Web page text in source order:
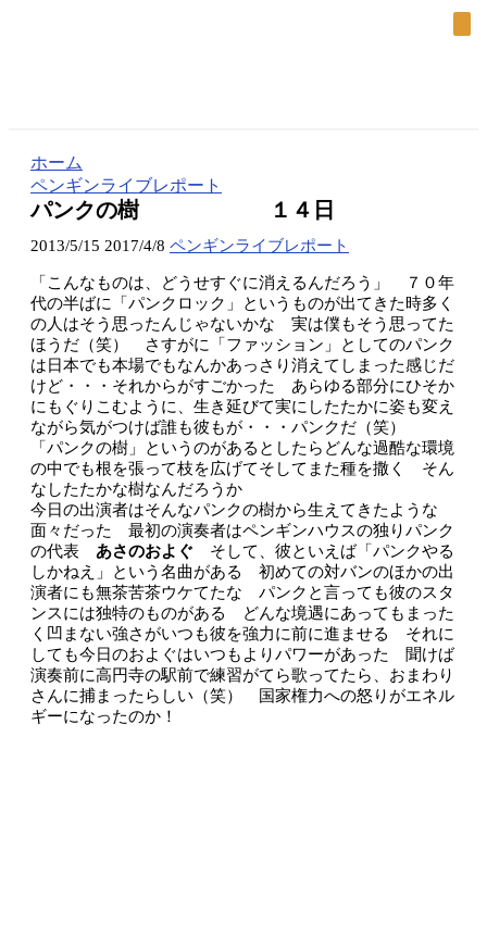
ホーム
ペンギンライブレポート
パンクの樹 １４日
2013/5/15 2017/4/8 ペンギンライブレポート
「こんなものは、どうせすぐに消えるんだろう」 ７０年
代の半ばに「パンクロック」というものが出てきた時多く
の人はそう思ったんじゃないかな 実は僕もそう思ってた
ほうだ（笑） さすがに「ファッション」としてのパンク
は日本でも本場でもなんかあっさり消えてしまった感じだ
けど・・・それからがすごかった あらゆる部分にひそか
にもぐりこむように、生き延びて実にしたたかに姿も変え
ながら気がつけば誰も彼もが・・・パンクだ（笑）
「パンクの樹」というのがあるとしたらどんな過酷な環境
の中でも根を張って枝を広げてそしてまた種を撒く そん
なしたたかな樹なんだろうか
今日の出演者はそんなパンクの樹から生えてきたような
面々だった 最初の演奏者はペンギンハウスの独りパンク
の代表 あさのおよぐ そして、彼といえば「パンクやる
しかねえ」という名曲がある 初めての対バンのほかの出
演者にも無茶苦茶ウケてたな パンクと言っても彼のスタ
ンスには独特のものがある どんな境遇にあってもまった
く凹まない強さがいつも彼を強力に前に進ませる それに
しても今日のおよぐはいつもよりパワーがあった 聞けば
演奏前に高円寺の駅前で練習がてら歌ってたら、おまわり
さんに捕まったらしい（笑） 国家権力への怒りがエネル
ギーになったのか！